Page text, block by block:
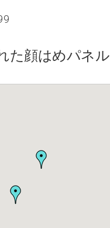
た顔はめパネル